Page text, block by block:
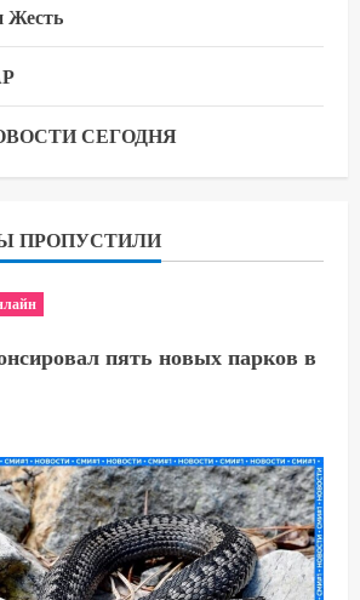
Жесть
СЕГОДНЯ
ПРОПУСТИЛИ
пять новых парков в